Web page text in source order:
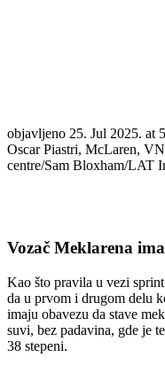
objavljeno 25. Jul 2025. at
Oscar Piastri, McLaren,
centre/Sam Bloxham/LAT
Vozač Meklarena
Kao što pravila u vezi
da u prvom i drugom delu
imaju obavezu da stave
suvi, bez padavina, gde je
38 stepeni.